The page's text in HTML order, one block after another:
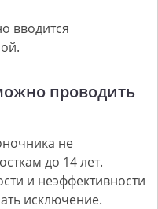
вводится
проводить
не
до 14 лет.
и неэффективности
исключение.